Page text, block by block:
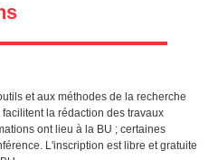
et aux méthodes de la recherche
la rédaction des travaux
ont lieu à la BU ; certaines
L'inscription est libre et gratuite